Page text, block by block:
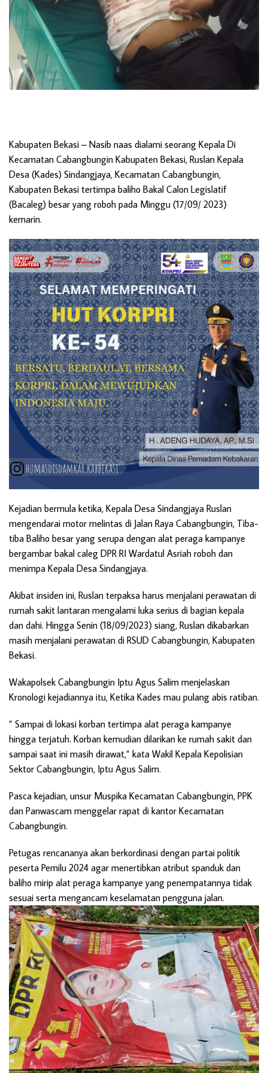
Kabupaten Bekasi – Nasib naas dialami seorang Kepala Di
Kecamatan Cabangbungin Kabupaten Bekasi, Ruslan Kepala
Desa (Kades) Sindangjaya, Kecamatan Cabangbungin,
Kabupaten Bekasi tertimpa baliho Bakal Calon Legislatif
(Bacaleg) besar yang roboh pada Minggu (17/09/ 2023)
kemarin.
Kejadian bermula ketika, Kepala Desa Sindangjaya Ruslan
mengendarai motor melintas di Jalan Raya Cabangbungin, Tiba-
tiba Baliho besar yang serupa dengan alat peraga kampanye
bergambar bakal caleg DPR RI Wardatul Asriah roboh dan
menimpa Kepala Desa Sindangjaya.
Akibat insiden ini, Ruslan terpaksa harus menjalani perawatan di
rumah sakit lantaran mengalami luka serius di bagian kepala
dan dahi. Hingga Senin (18/09/2023) siang, Ruslan dikabarkan
masih menjalani perawatan di RSUD Cabangbungin, Kabupaten
Bekasi.
Wakapolsek Cabangbungin Iptu Agus Salim menjelaskan
Kronologi kejadiannya itu, Ketika Kades mau pulang abis ratiban.
” Sampai di lokasi korban tertimpa alat peraga kampanye
hingga terjatuh. Korban kemudian dilarikan ke rumah sakit dan
sampai saat ini masih dirawat,” kata Wakil Kepala Kepolisian
Sektor Cabangbungin, Iptu Agus Salim.
Pasca kejadian, unsur Muspika Kecamatan Cabangbungin, PPK
dan Panwascam menggelar rapat di kantor Kecamatan
Cabangbungin.
Petugas rencananya akan berkordinasi dengan partai politik
peserta Pemilu 2024 agar menertibkan atribut spanduk dan
baliho mirip alat peraga kampanye yang penempatannya tidak
sesuai serta mengancam keselamatan pengguna jalan.